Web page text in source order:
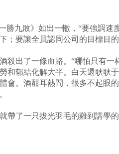
九敗》如出一轍，“要強調速
；要讓全員認同公司的目標目
出了一條血路。“哪怕只有一
和郁結化解大半。白天還耿耿
會。酒酣耳熱間，很多不起眼
了一只拔光羽毛的雞到講學